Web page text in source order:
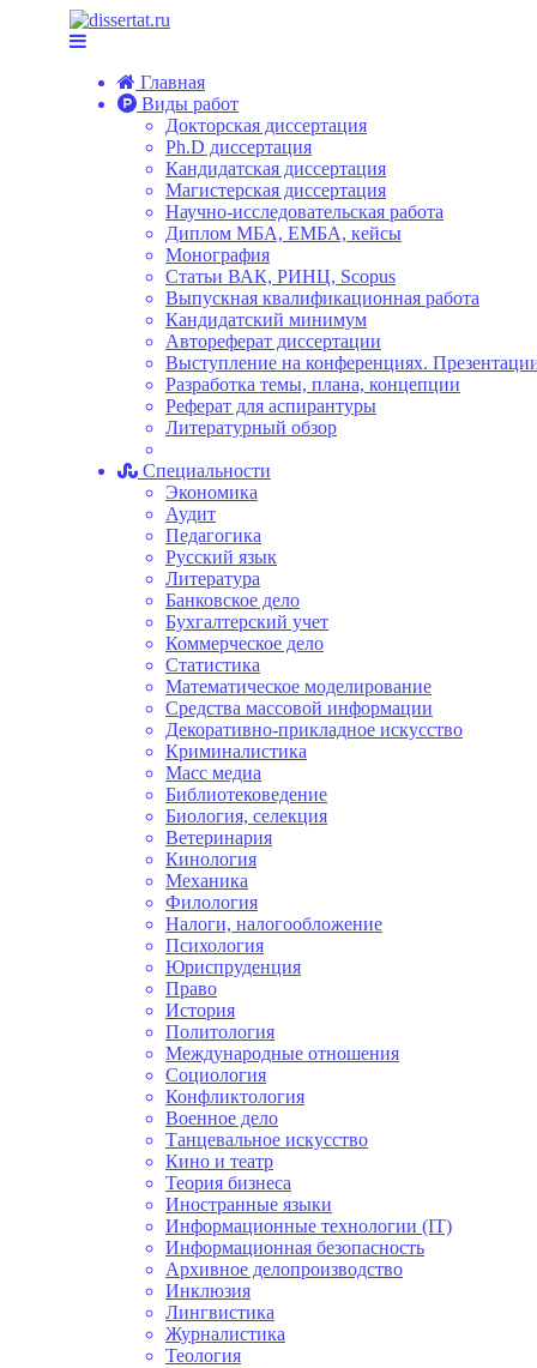
Главная
Виды работ
Докторская диссертация
Ph.D диссертация
Кандидатская диссертация
Магистерская диссертация
Научно-исследовательская работа
Диплом МБА, ЕМБА, кейсы
Монография
Статьи ВАК, РИНЦ, Scopus
Выпускная квалификационная работа
Кандидатский минимум
Автореферат диссертации
Выступление на конференциях.
Разработка темы, плана, концепции
Реферат для аспирантуры
Литературный обзор
Специальности
Экономика
Аудит
Педагогика
Русский язык
Литература
Банковское дело
Бухгалтерский учет
Коммерческое дело
Статистика
Математическое моделирование
Средства массовой информации
Декоративно-прикладное искусство
Криминалистика
Масс медиа
Библиотековедение
Биология, селекция
Ветеринария
Кинология
Механика
Филология
Налоги, налогообложение
Психология
Юриспруденция
Право
История
Политология
Международные отношения
Социология
Конфликтология
Военное дело
Танцевальное искусство
Кино и театр
Теория бизнеса
Иностранные языки
Информационные технологии (IT)
Информационная безопасность
Архивное делопроизводство
Инклюзия
Лингвистика
Журналистика
Теология